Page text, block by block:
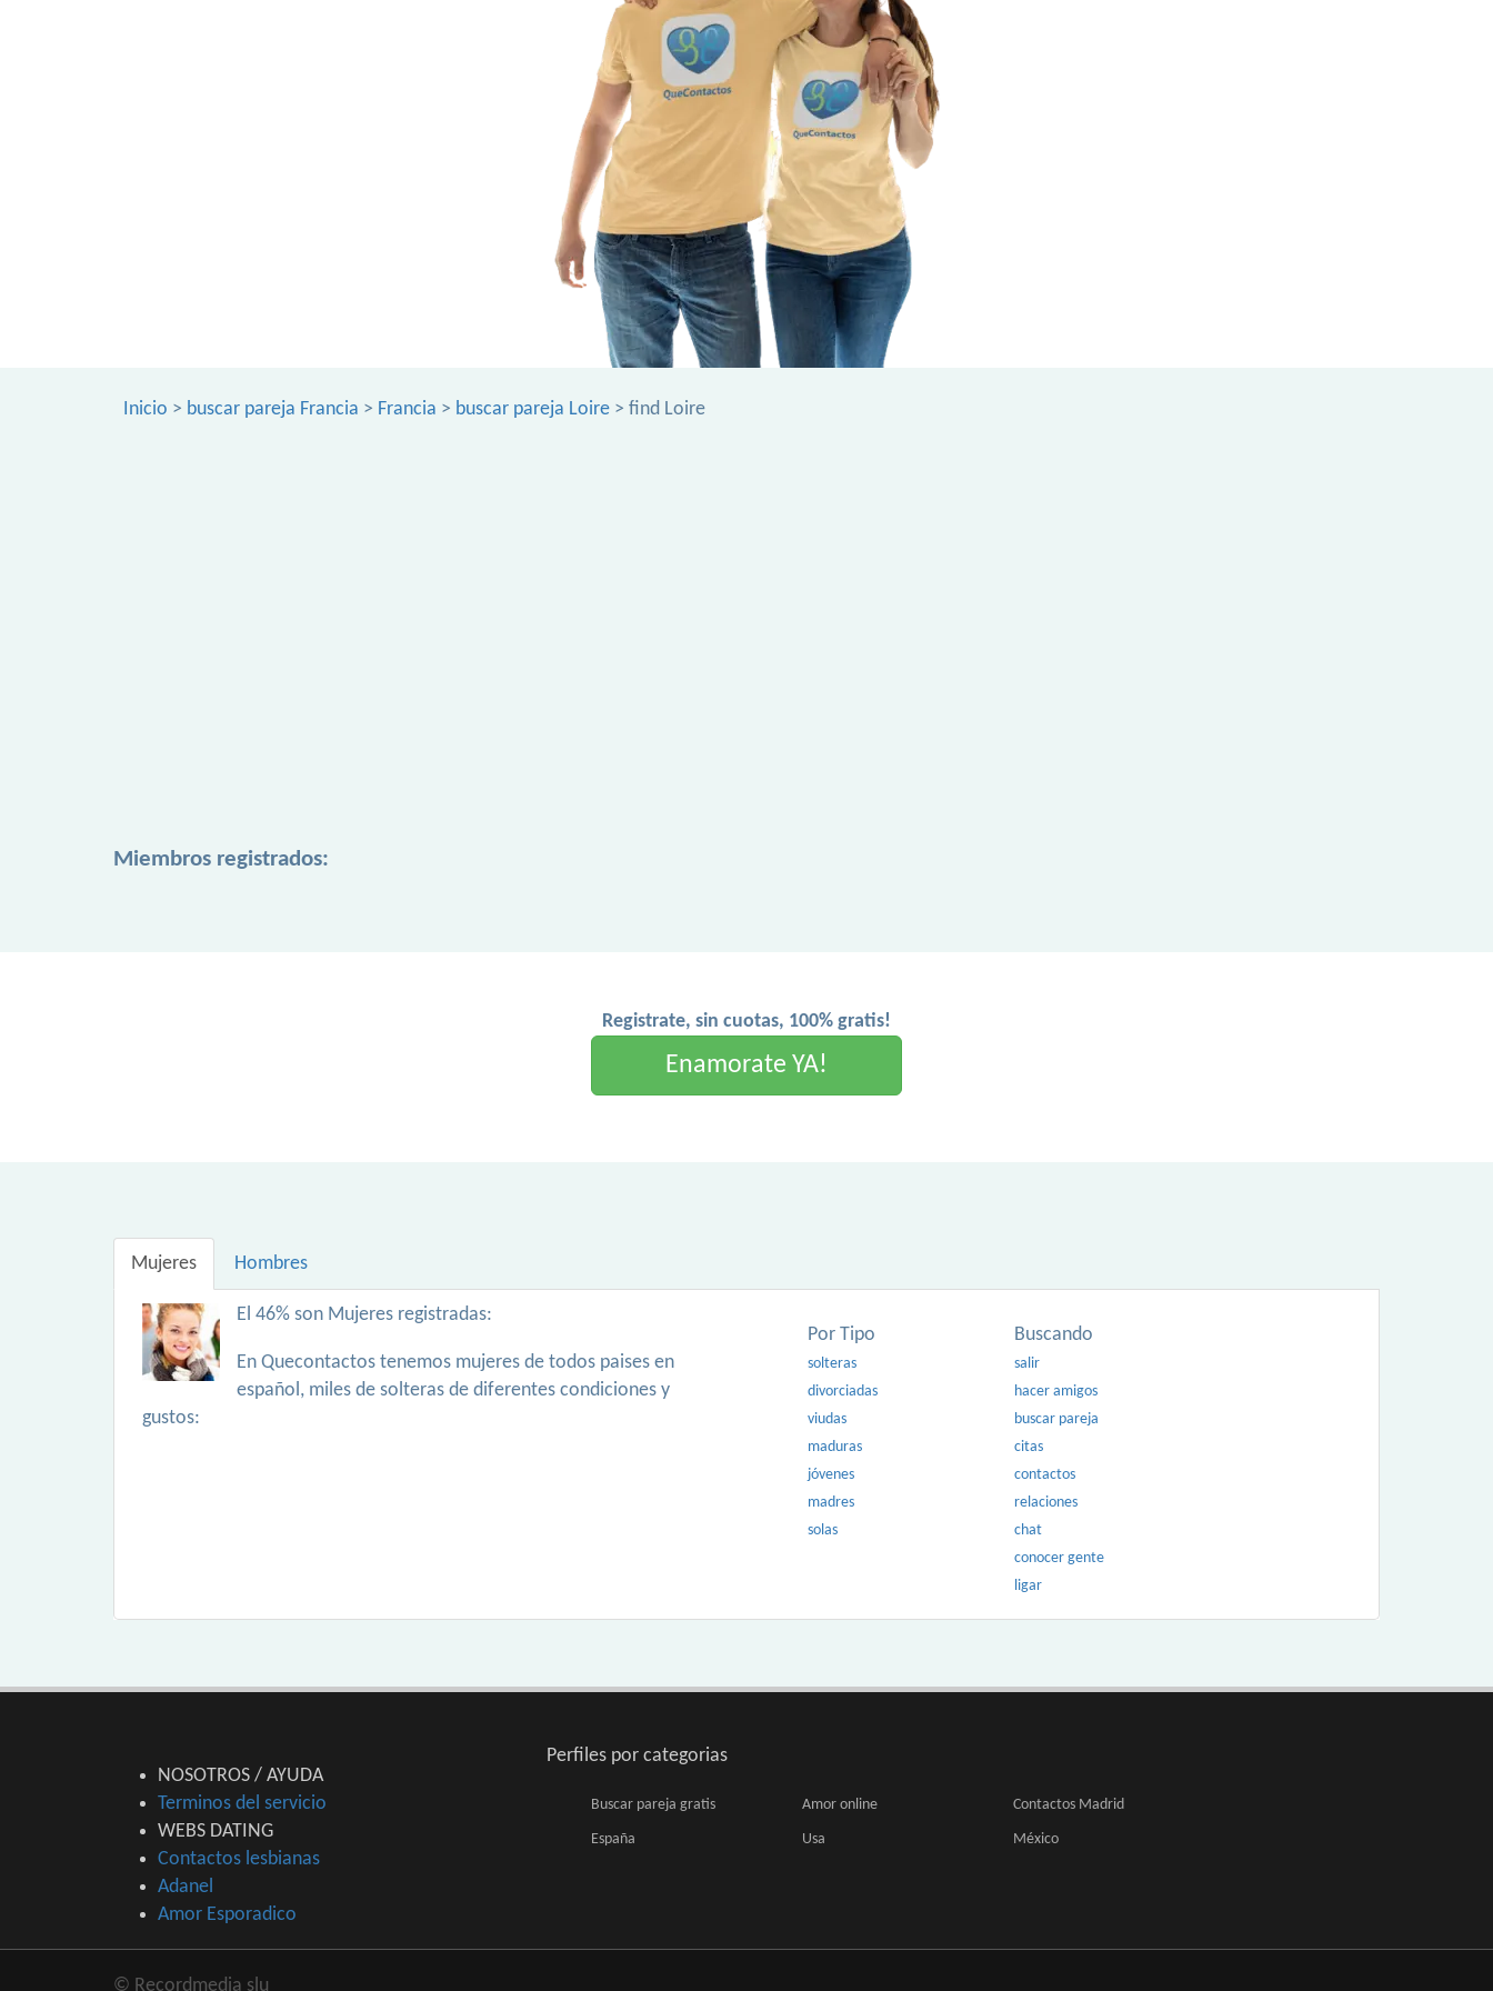
Inicio > buscar pareja Francia > Francia > buscar pareja Loire > find Loire
Miembros registrados:
Registrate, sin cuotas, 100% gratis!
Enamorate YA!
Mujeres Hombres
El 46% son Mujeres registradas:
En Quecontactos tenemos mujeres de todos paises en
español, miles de solteras de diferentes condiciones y
gustos:
Por Tipo
solteras
divorciadas
viudas
maduras
jóvenes
madres
solas
Buscando
salir
hacer amigos
buscar pareja
citas
contactos
relaciones
chat
conocer gente
ligar
NOSOTROS / AYUDA
Terminos del servicio
WEBS DATING
Contactos lesbianas
Adanel
Amor Esporadico
Perfiles por categorias
Buscar pareja gratis Amor online Contactos Madrid
España Usa México
© Recordmedia slu